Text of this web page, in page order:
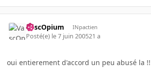
VascOpium INpactien
Posté(e) le 7 juin 200521 a
oui entierement d'accord un peu abusé la !!